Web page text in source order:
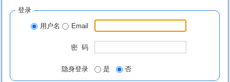
登录
用户名 Email
密 码
隐身登录 是 否